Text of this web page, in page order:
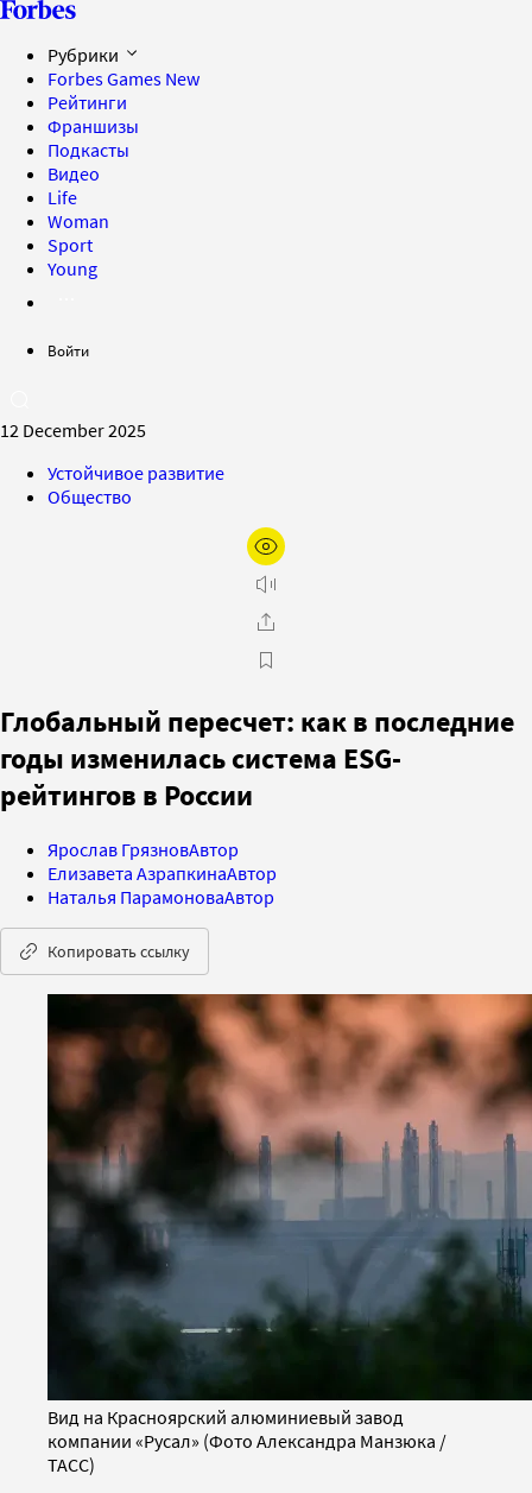
Рубрики
Forbes Games New
Рейтинги
Франшизы
Подкасты
Видео
Life
Woman
Sport
Young
Войти
12 December 2025
Устойчивое развитие
Общество
Глобальный пересчет: как в последние
годы изменилась система ESG-
рейтингов в России
Ярослав ГрязновАвтор
Елизавета АзрапкинаАвтор
Наталья ПарамоноваАвтор
Копировать ссылку
Вид на Красноярский алюминиевый завод
компании «Русал» (Фото Александра Манзюка /
ТАСС)